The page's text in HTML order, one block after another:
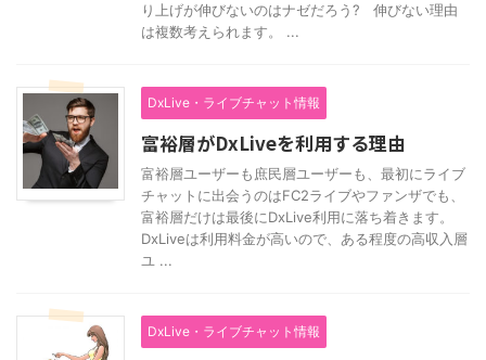
り上げが伸びないのはナゼだろう? 伸びない理由
は複数考えられます。 ...
DxLive・ライブチャット情報
富裕層がDxLiveを利用する理由
富裕層ユーザーも庶民層ユーザーも、最初にライブ
チャットに出会うのはFC2ライブやファンザでも、
富裕層だけは最後にDxLive利用に落ち着きます。
DxLiveは利用料金が高いので、ある程度の高収入層
ユ ...
DxLive・ライブチャット情報